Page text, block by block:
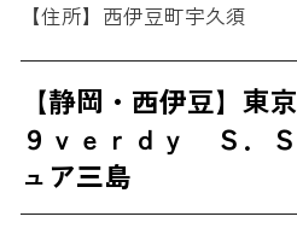
【住所】西伊豆町宇久須
【静岡・西伊豆】東
９ｖｅｒｄｙ Ｓ
ュア三島